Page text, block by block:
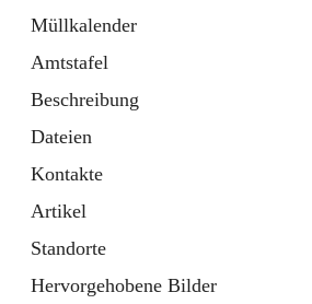
Müllkalender
Amtstafel
Beschreibung
Dateien
Kontakte
Artikel
Standorte
Hervorgehobene Bilder